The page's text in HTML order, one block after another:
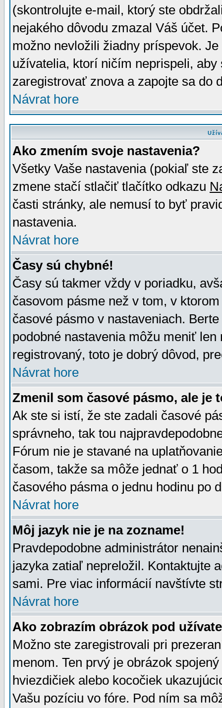
(skontrolujte e-mail, ktorý ste
nejakého dôvodu zmazal Váš účet.
možno nevložili žiadny príspevok.
užívatelia, ktorí ničím neprispeli,
zaregistrovať znova a zapojte sa do
Návrat hore
Ako zmením svoje nastavenia?
Všetky Vaše nastavenia (pokiaľ ste
zmene stačí stlačiť tlačítko odkazu
časti stránky, ale nemusí to byť
nastavenia.
Návrat hore
Časy sú chybné!
Časy sú takmer vždy v poriadku,
časovom pásme než v tom, v
časové pásmo v nastaveniach.
podobné nastavenia môžu meniť
registrovaný, toto je dobrý dôvod,
Návrat hore
Zmenil som časové pásmo, ale je
Ak ste si istí, že ste zadali časové
správneho, tak tou
Fórum nie je stavané na
časom, takže sa môže jednať o 1
časového pásma o jednu hodinu po
Návrat hore
Môj jazyk nie je na zozname!
Pravdepodobne administrátor
jazyka zatiaľ nepreložil. Kontaktujte
sami. Pre viac informácií navštívte
Návrat hore
Ako zobrazím obrázok pod
Možno ste zaregistrovali pri
menom. Ten prvý je obrázok
hviezdičiek alebo kocočiek
Vašu pozíciu vo fóre. Pod ním sa